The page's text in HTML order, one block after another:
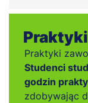
Praktyki
Studenci
godzin
zdobywając